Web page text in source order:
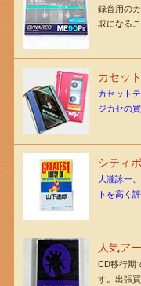
録音用の
取になる
カセッ
カセット
ジカセの
シティ
大瀧詠一
トを高く
人気ア
CD移行期
す。出張